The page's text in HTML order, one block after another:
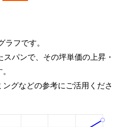
フです。
パンで、その坪単価の上昇・
グなどの参考にご活用くださ